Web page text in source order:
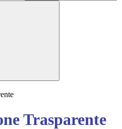
Trasparente